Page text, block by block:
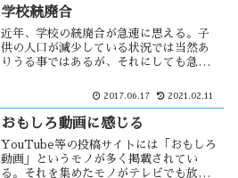
生育の関係は？・・ 猛暑による農家へ
の影響は・・
学校統廃合
近年、学校の統廃合が急速に思える。子
供の人口が減少している状況では当然あ
りうる事ではあるが、それにしても急に
前から学校の統廃合が進み、母校が２０
ては市内で1〜2番の児童数であった
2017.06.17 2021.02.11
おもしろ動画に感じる
YouTube等の投稿サイトには「おもしろ
動画」というモノが多く掲載されてい
る。それを集めたモノがテレビでも放送